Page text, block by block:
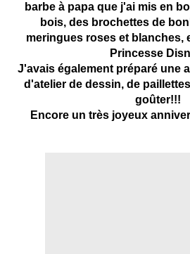
barbe à papa que j'ai mis en
bois, des brochettes de
meringues roses et blanches,
Princesse
J'avais également préparé une
d'atelier de dessin, de
goûter!!!
Encore un très joyeux